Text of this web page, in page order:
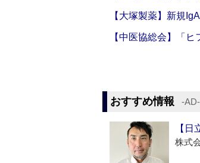
【大塚製薬】新規
【中医協総会】「
おすすめ情報 ‐AD‐
【
株式